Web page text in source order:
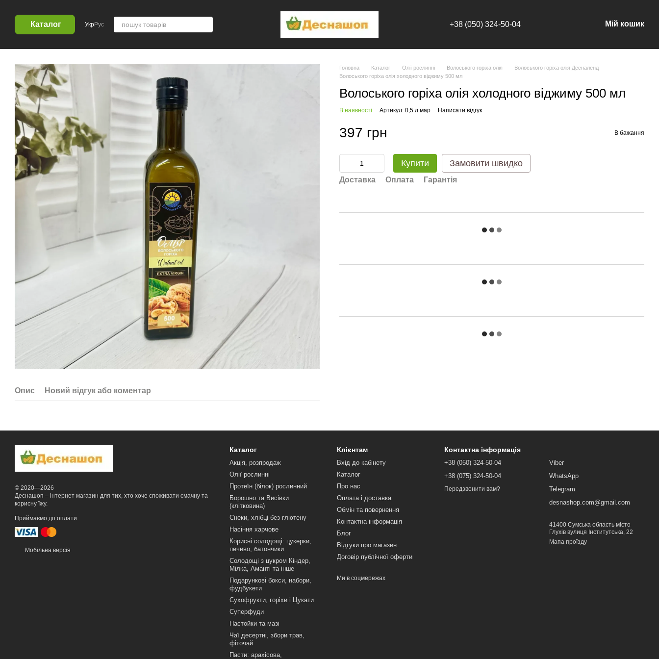
Каталог УкрРус +38 (050) 324-50-04 Мій кошик
Опис Новий відгук або коментар
Головна Каталог Олії рослинні Волоського горіха олія
Волоського горіха олія Десналенд
Волоського горіха олія холодного віджиму 500 мл
Волоського горіха олія холодного віджиму 500 мл
В наявності Артикул: 0,5 л мар Написати відгук
397 грн В бажання
Купити Замовити швидко
Доставка Оплата Гарантія
© 2020—2026
Деснашоп – інтернет магазин для тих, хто хоче споживати смачну та
корисну їжу.
Приймаємо до оплати
Мобільна версія
Каталог
Акція, розпродаж
Олії рослинні
Протеїн (білок) рослинний
Борошно та Висівки
(клітковина)
Снеки, хлібці без глютену
Насіння харчове
Корисні солодощі: цукерки,
печиво, батончики
Солодощі з цукром Кіндер,
Мілка, Аманті та інше
Подарункові бокси, набори,
фудбукети
Сухофрукти, горіхи і Цукати
Суперфуди
Настойки та мазі
Чаї десертні, збори трав,
фіточай
Пасти: арахісова,
Клієнтам
Вхід до кабінету
Каталог
Про нас
Оплата і доставка
Обмін та повернення
Контактна інформація
Блог
Відгуки про магазин
Договір публічної оферти
Ми в соцмережах
Контактна інформація
+38 (050) 324-50-04
+38 (075) 324-50-04
Передзвонити вам?
Viber
WhatsApp
Telegram
desnashop.com@gmail.com
41400 Сумська область місто
Глухів вулиця Інститутська, 22
Мапа проїзду